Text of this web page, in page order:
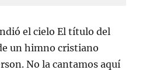
el cielo El título del
un himno cristiano
No la cantamos aquí